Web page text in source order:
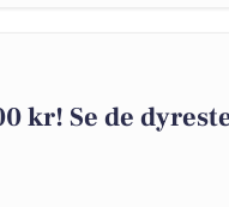
kr! Se de